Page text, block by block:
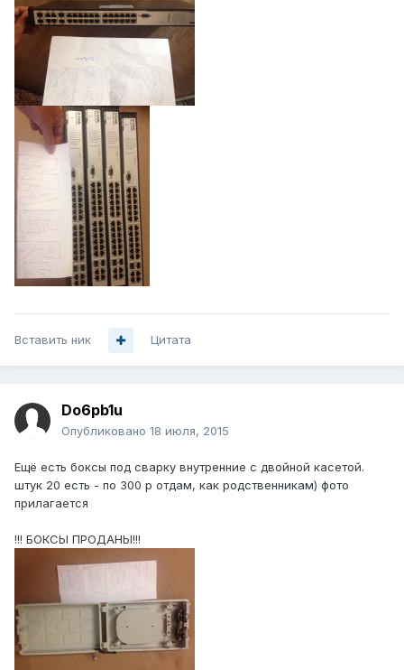
Вставить ник Цитата
Do6pb1u
Опубликовано 18 июля, 2015
Ещё есть боксы под сварку внутренние с двойной касетой.
штук 20 есть - по 300 р отдам, как родственникам) фото
прилагается
!!! БОКСЫ ПРОДАНЫ!!!